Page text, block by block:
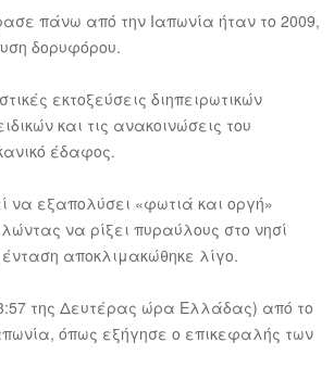
πάνω από την Ιαπωνία ήταν το 2009,
δορυφόρου.
εκτοξεύσεις διηπειρωτικών
και τις ανακοινώσεις του
έδαφος.
να εξαπολύσει «φωτιά και οργή»
να ρίξει πυραύλους στο νησί
αποκλιμακώθηκε λίγο.
της Δευτέρας ώρα Ελλάδας) από το
όπως εξήγησε ο επικεφαλής των